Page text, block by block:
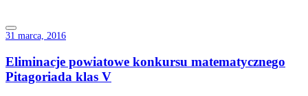
31 marca, 2016
Eliminacje powiatowe konkursu matematycznego
Pitagoriada klas V